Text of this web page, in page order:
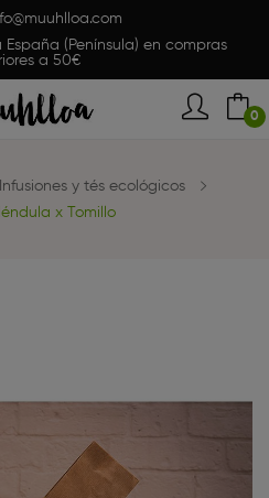
España (Península) en compras
a 50€
0
Infusiones y tés ecológicos
x Tomillo